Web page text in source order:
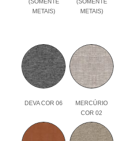
METAIS)
METAIS)
DEVA COR 06
MERCÚRIO
COR 02